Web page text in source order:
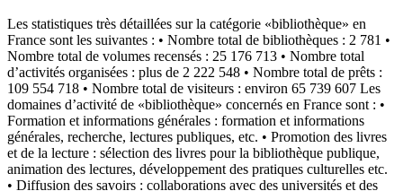
Les statistiques très détaillées sur la catégorie «bibliothèque» en
France sont les suivantes : • Nombre total de bibliothèques : 2 781 •
Nombre total de volumes recensés : 25 176 713 • Nombre total
d’activités organisées : plus de 2 222 548 • Nombre total de prêts :
109 554 718 • Nombre total de visiteurs : environ 65 739 607 Les
domaines d’activité de «bibliothèque» concernés en France sont : •
Formation et informations générales : formation et informations
générales, recherche, lectures publiques, etc. • Promotion des livres
et de la lecture : sélection des livres pour la bibliothèque publique,
animation des lectures, développement des pratiques culturelles etc.
• Diffusion des savoirs : collaborations avec des universités et des